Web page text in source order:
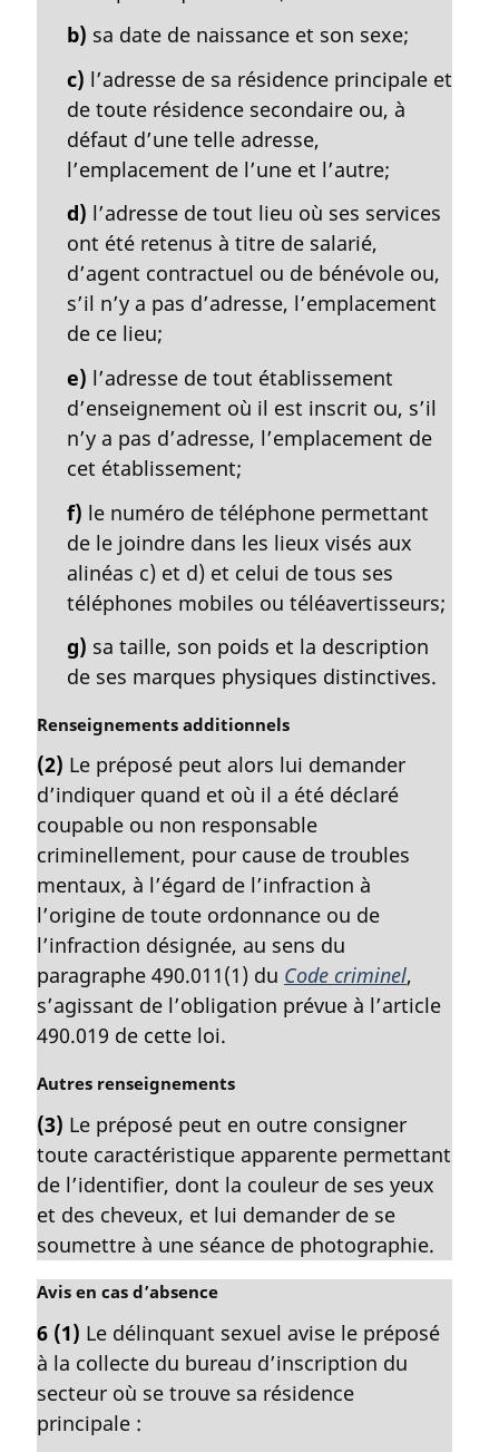
b) sa date de naissance et son sexe;
c) l’adresse de sa résidence principale et
de toute résidence secondaire ou, à
défaut d’une telle adresse,
l’emplacement de l’une et l’autre;
d) l’adresse de tout lieu où ses services
ont été retenus à titre de salarié,
d’agent contractuel ou de bénévole ou,
s’il n’y a pas d’adresse, l’emplacement
de ce lieu;
e) l’adresse de tout établissement
d’enseignement où il est inscrit ou, s’il
n’y a pas d’adresse, l’emplacement de
cet établissement;
f) le numéro de téléphone permettant
de le joindre dans les lieux visés aux
alinéas c) et d) et celui de tous ses
téléphones mobiles ou téléavertisseurs;
g) sa taille, son poids et la description
de ses marques physiques distinctives.
N
t
e
m
a
g
i
n
a
l
e
:
Renseignements additionnels
(2) Le préposé peut alors lui demander
d’indiquer quand et où il a été déclaré
coupable ou non responsable
criminellement, pour cause de troubles
mentaux, à l’égard de l’infraction à
l’origine de toute ordonnance ou de
l’infraction désignée, au sens du
paragraphe 490.011(1) du Code criminel,
s’agissant de l’obligation prévue à l’article
490.019 de cette loi.
N
t
e
m
r
g
i
n
a
l
e
:
Autres renseignements
(3) Le préposé peut en outre consigner
toute caractéristique apparente permettant
de l’identifier, dont la couleur de ses yeux
et des cheveux, et lui demander de se
soumettre à une séance de photographie.
N
t
e
m
a
r
Avis en cas d’absence
6 (1) Le délinquant sexuel avise le préposé
à la collecte du bureau d’inscription du
secteur où se trouve sa résidence
principale :